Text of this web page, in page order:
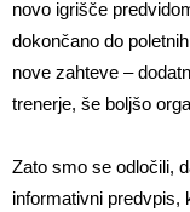
novo igrišče
dokončano do
nove zahteve –
trenerje, še boljšo
Zato smo se odločili,
informativni predvpis,